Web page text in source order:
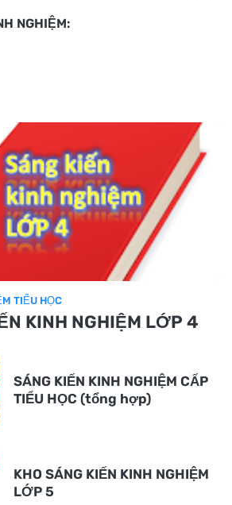
NGHIỆM:
TIỂU HỌC
KINH NGHIỆM LỚP 4
SÁNG KIẾN KINH NGHIỆM CẤP
TIỂU HỌC (tổng hợp)
KHO SÁNG KIẾN KINH NGHIỆM
LỚP 5